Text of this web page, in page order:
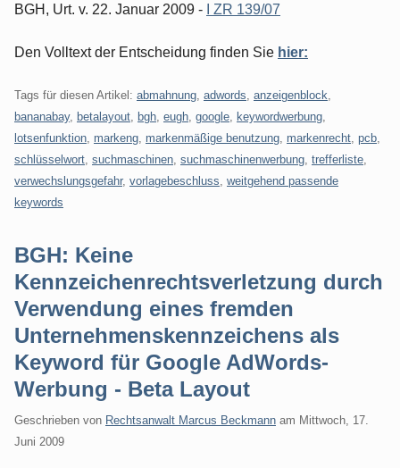
BGH, Urt. v. 22. Januar 2009 -
I ZR 139/07
Den Volltext der Entscheidung finden Sie hier:
Tags für diesen Artikel: abmahnung adwords anzeigenblock
bananabay, betalayout bgh eugh google keywordwerbung
lotsenfunktion markeng markenmäßige benutzung markenrecht pcb
schlüsselwort suchmaschinen suchmaschinenwerbung trefferliste
verwechslungsgefahr, vorlagebeschluss weitgehend passende
keywords
BGH: Keine
Kennzeichenrechtsverletzung durch
Verwendung eines fremden
Unternehmenskennzeichens als
Keyword für Google AdWords-
Werbung - Beta Layout
Geschrieben von Rechtsanwalt Marcus Beckmann am Mittwoch, 17.
Juni 2009